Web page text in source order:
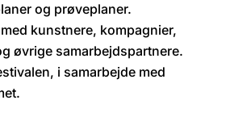
og prøveplaner.
kunstnere, kompagnier,
øvrige samarbejdspartnere.
i samarbejde med